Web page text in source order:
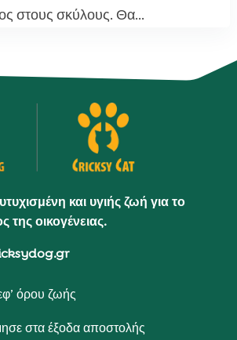
στους σκύλους. Θα...
και υγιής ζωή για το
της οικογένειας.
όρου ζωής
στα έξοδα αποστολής